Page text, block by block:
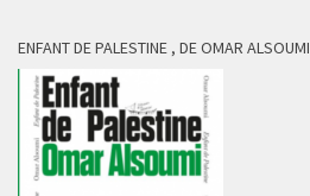
ENFANT DE PALESTINE , DE OMAR ALSOUMI